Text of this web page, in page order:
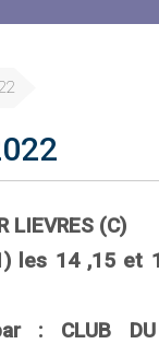
LIEVRES (C)
les 14 ,15 et
: CLUB